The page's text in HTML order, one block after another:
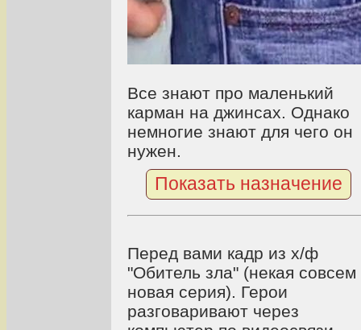
Все знают про маленький
карман на джинсах. Однако
немногие знают для чего он
нужен.
Показать назначение
Перед вами кадр из х/ф
"Обитель зла" (некая совсем
новая серия). Герои
разговаривают через